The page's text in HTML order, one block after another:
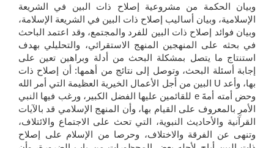
وبيان الحكمة من مشروعية إصلاح ذات البين في الشريعة
الإسلامية، وبيان أساليب إصلاح ذات البين في الشريعة الإسلامة،
وبيان فوائد إصلاح ذات البين للفرد والمجتمع، وقد اعتمد الباحث
في بحثه على المنهجين المنهج الاستقرائي، والتحليلي بهدف
استنتاج ما يتصل بمشكلة البحث من أدلة وبراهين تعين على
إجابة أسئلة البحث، وتوصل إلى نتائج من أهمها: أن إصلاح ذات
البين من أجل الأعمال الخيرية العظيمة التي أمر الله U بها، وأعد
للقائمين عليها الفضل الكبير، ورغب فيها النبي e وحض أمته أمةَ
الأمرِ بالمعروف على القيام بها، وأن المنهج الإسلامي قد بالآيات
القرآنية والأحاديث النبوية، التي تحث على الاجتماع والائتلاف،
وتنهى عن الفرقة والاختلاف، وحرصا من الإسلام على إصلاح